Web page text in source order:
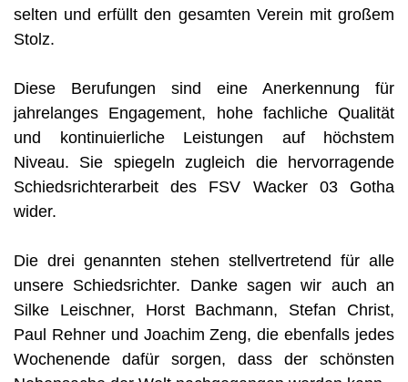
selten und erfüllt den gesamten Verein mit großem
Stolz.
Diese Berufungen sind eine Anerkennung für
jahrelanges Engagement, hohe fachliche Qualität
und kontinuierliche Leistungen auf höchstem
Niveau. Sie spiegeln zugleich die hervorragende
Schiedsrichterarbeit des FSV Wacker 03 Gotha
wider.
Die drei genannten stehen stellvertretend für alle
unsere Schiedsrichter. Danke sagen wir auch an
Silke Leischner, Horst Bachmann, Stefan Christ,
Paul Rehner und Joachim Zeng, die ebenfalls jedes
Wochenende dafür sorgen, dass der schönsten